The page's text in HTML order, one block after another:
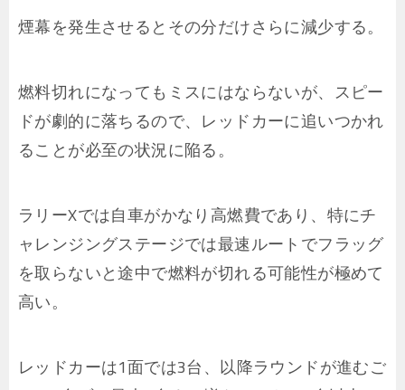
煙幕を発生させるとその分だけさらに減少する。
燃料切れになってもミスにはならないが、スピー
ドが劇的に落ちるので、レッドカーに追いつかれ
ることが必至の状況に陥る。
ラリーXでは自車がかなり高燃費であり、特にチ
ャレンジングステージでは最速ルートでフラッグ
を取らないと途中で燃料が切れる可能性が極めて
高い。
レッドカーは1面では3台、以降ラウンドが進むご